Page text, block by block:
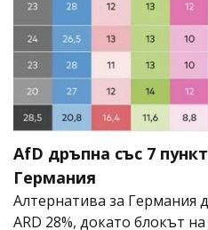
AfD дръпна със 7
Германия
Алтернатива за Германия
ARD 28%, докато блокът